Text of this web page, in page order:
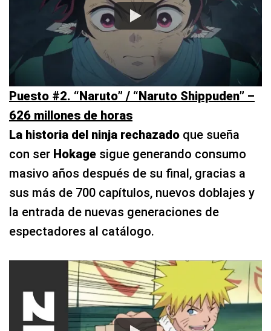
Puesto #2. “Naruto” / “Naruto Shippuden” –
626 millones de horas
La historia del ninja rechazado que sueña
con ser Hokage sigue generando consumo
masivo años después de su final, gracias a
sus más de 700 capítulos, nuevos doblajes y
la entrada de nuevas generaciones de
espectadores al catálogo.